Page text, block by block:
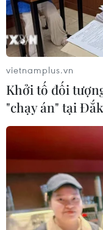
US Open 2024:
ngùi dừng bước ở
02/09/2024 04:34
'Địa chấn' liên tiếp
Novak Djokovic
'Địa chấn' tại US
vietnamplus.vn
Khởi tố đối
"chạy án" tại